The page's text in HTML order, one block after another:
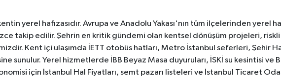
yerel hafızasıdır. Avrupa ve Anadolu Yakası'nın tüm ilçelerinden yerel
takip edilir. Şehrin en kritik gündemi olan kentsel dönüşüm projeleri, riskli
Kent içi ulaşımda İETT otobüs hatları, Metro İstanbul seferleri, Şehir
sunulur. Yerel hizmetlerde İBB Beyaz Masa duyuruları, İSKİ su kesintisi ve
için İstanbul Hal Fiyatları, semt pazarı listeleri ve İstanbul Ticaret